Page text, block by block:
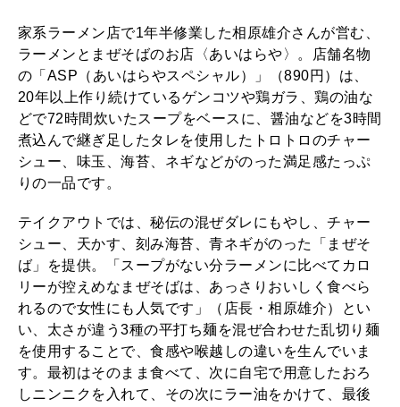
家系ラーメン店で1年半修業した相原雄介さんが営む、
ラーメンとまぜそばのお店〈あいはらや〉。店舗名物
の「ASP（あいはらやスペシャル）」（890円）は、
20年以上作り続けているゲンコツや鶏ガラ、鶏の油な
どで72時間炊いたスープをベースに、醤油などを3時間
煮込んで継ぎ足したタレを使用したトロトロのチャー
シュー、味玉、海苔、ネギなどがのった満足感たっぷ
りの一品です。
テイクアウトでは、秘伝の混ぜダレにもやし、チャー
シュー、天かす、刻み海苔、青ネギがのった「まぜそ
ば」を提供。「スープがない分ラーメンに比べてカロ
リーが控えめなまぜそばは、あっさりおいしく食べら
れるので女性にも人気です」（店長・相原雄介）とい
い、太さが違う3種の平打ち麺を混ぜ合わせた乱切り麺
を使用することで、食感や喉越しの違いを生んでいま
す。最初はそのまま食べて、次に自宅で用意したおろ
しニンニクを入れて、その次にラー油をかけて、最後